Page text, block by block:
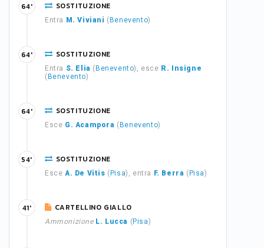
SOSTITUZIONE
Entra M. Viviani ( Benevento)
64'
SOSTITUZIONE
Entra S. Elia ( Benevento), esce R. Insigne
( Benevento)
64'
SOSTITUZIONE
Esce G. Acampora ( Benevento)
64'
SOSTITUZIONE
Esce A. De Vitis ( Pisa), entra F. Berra ( Pisa)
54'
CARTELLINO GIALLO
Ammonizione L. Lucca ( Pisa)
41'